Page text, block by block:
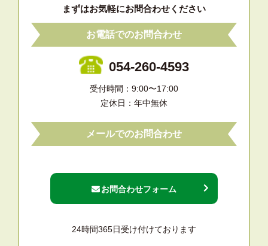
まずはお気軽にお問合わせください
お電話でのお問合わせ
054-260-4593
受付時間：9:00〜17:00
定休日：年中無休
メールでのお問合わせ
お問合わせフォーム
24時間365日受け付けております